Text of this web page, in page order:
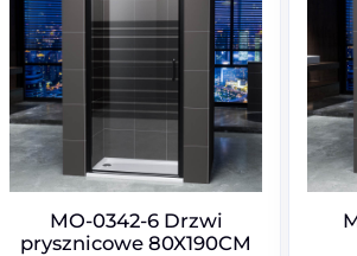
MO-0342-6 Drzwi
prysznicowe 80X190CM